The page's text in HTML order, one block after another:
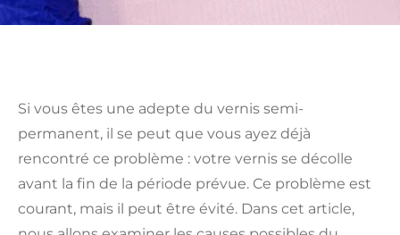
Si vous êtes une adepte du vernis semi-
permanent, il se peut que vous ayez déjà
rencontré ce problème : votre vernis se décolle
avant la fin de la période prévue. Ce problème est
courant, mais il peut être évité. Dans cet article,